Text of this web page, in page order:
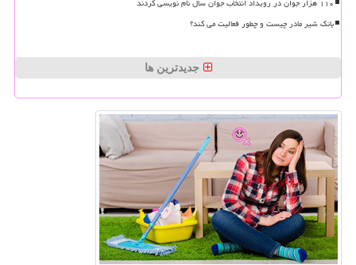
بانک شیر مادر چیست و چطور فعالیت می کند؟
جدیدترین ها